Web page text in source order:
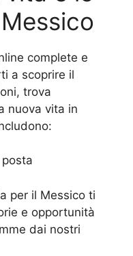
complete e
a scoprire il
trova
nuova vita in
per il Messico ti
e opportunità
dai nostri